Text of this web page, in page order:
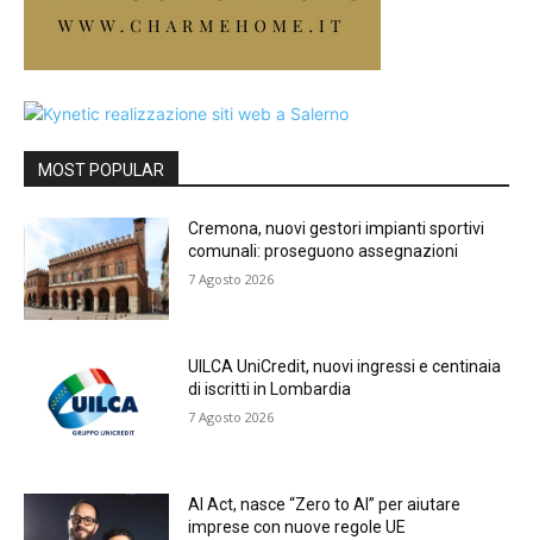
MOST POPULAR
Cremona, nuovi gestori impianti sportivi
comunali: proseguono assegnazioni
7 Agosto 2026
UILCA UniCredit, nuovi ingressi e centinaia
di iscritti in Lombardia
7 Agosto 2026
AI Act, nasce “Zero to AI” per aiutare
imprese con nuove regole UE